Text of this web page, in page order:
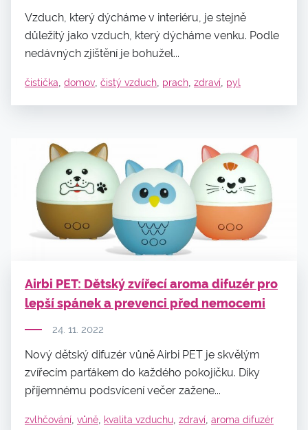
Vzduch, který dýcháme v interiéru, je stejně
důležitý jako vzduch, který dýcháme venku. Podle
nedávných zjištění je bohužel...
čistička domov čistý vzduch prach zdraví pyl
Airbi PET: Dětský zvířecí aroma difuzér pro
lepší spánek a prevenci před nemocemi
24. 11. 2022
Nový dětský difuzér vůně Airbi PET je skvělým
zvířecím parťákem do každého pokojíčku. Díky
příjemnému podsvícení večer zažene...
zvlhčování vůně kvalita vzduchu zdraví aroma difuzér